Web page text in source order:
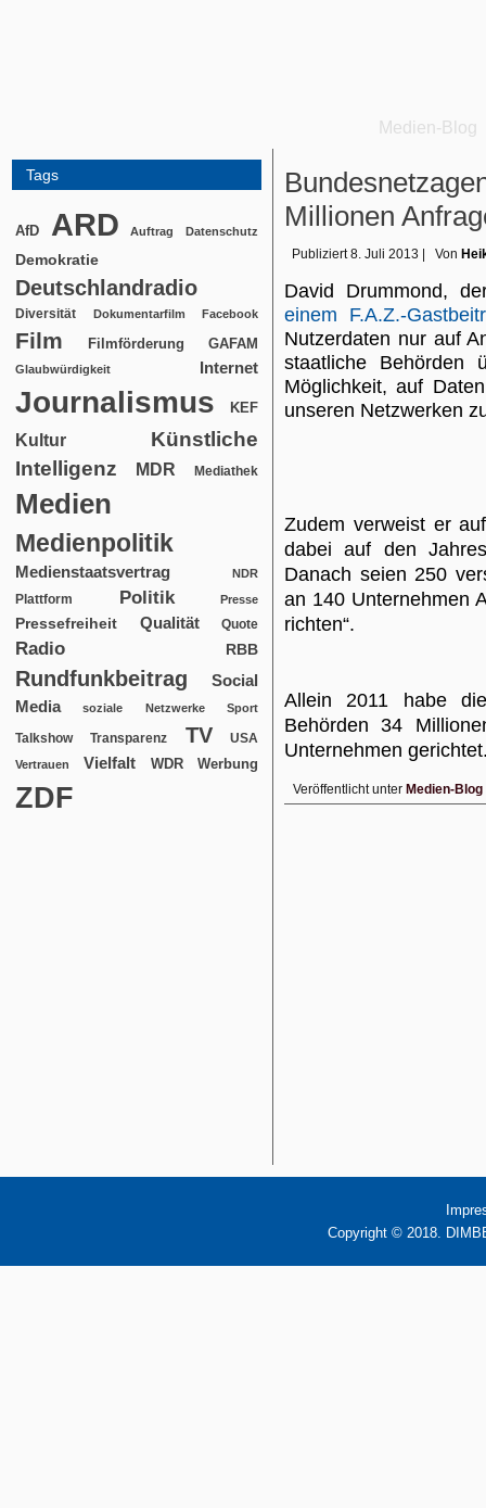
Medien-Blog
Tags
AfD ARD Auftrag Datenschutz
Demokratie
Deutschlandradio
Diversität Dokumentarfilm Facebook
Film Filmförderung GAFAM
Glaubwürdigkeit Internet
Journalismus KEF
Kultur
Künstliche
Intelligenz
MDR Mediathek
Medien
Medienpolitik
Medienstaatsvertrag NDR
Plattform Politik Presse
Pressefreiheit Qualität Quote
Radio RBB
Rundfunkbeitrag
Social
Media
soziale Netzwerke Sport
Talkshow Transparenz TV USA
Vertrauen Vielfalt WDR Werbung
ZDF
Millionen
Publiziert 8. Juli 2013 Von
David Drummond,
einem F.A.Z.-
Nutzerdaten nur auf
staatliche Behörden
Möglichkeit, auf
unseren Netzwerken
Zudem verweist er
dabei auf den
Danach seien 250
an 140 Unternehmen
richten“.
Allein 2011 habe
Behörden 34
Unternehmen
Veröffentlicht unter Medien-Blog
Copyright © 2018.